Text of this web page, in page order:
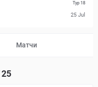
Тур 18
25 Jul
Матчи
25